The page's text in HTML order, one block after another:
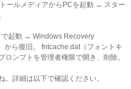
ールメディアからPCを起動 → スター
で起動 → Windows Recovery
から復旧。 fntcache.dat（フォントキ
ンプトを管理者権限で開き、削除。
詳細は以下で確認ください。